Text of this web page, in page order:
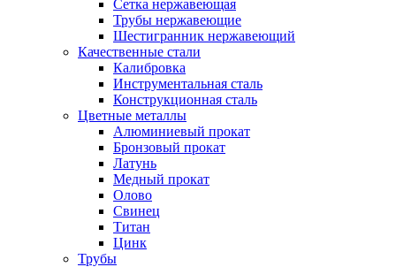
Сетка нержавеющая
Трубы нержавеющие
Шестигранник нержавеющий
Качественные стали
Калибровка
Инструментальная сталь
Конструкционная сталь
Цветные металлы
Алюминиевый прокат
Бронзовый прокат
Латунь
Медный прокат
Олово
Свинец
Титан
Цинк
Трубы